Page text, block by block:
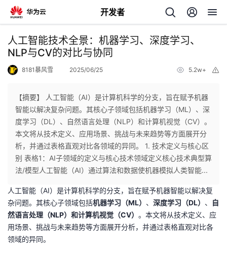
开发者
返
回
个
人
主
页
我
的
开
发
者
人工智能技术全景：机器学习、深度学习、
NLP与CV的对比与协同
8181暴风雪 2025/06/25 5.2w+
【摘要】 人工智能（AI）是计算机科学的分支，旨在赋予机器
智能以解决复杂问题。其核心子领域包括机器学习（ML）、深
度学习（DL）、自然语言处理（NLP）和计算机视觉（CV）。
本文将从技术定义、应用场景、挑战与未来趋势等方面展开分
析，并通过表格直观对比各领域的异同。 1. 技术定义与核心区
别 表格1：AI子领域的定义与核心技术领域定义核心技术典型算
法/模型人工智能（AI）通过算法和数据使机器模拟人类智能...
人工智能（AI）是计算机科学的分支，旨在赋予机器智能以解决复
杂问题。其核心子领域包括机器学习（ML） 、 深度学习（DL） 、
自
然语言处理（NLP） 和计算机视觉（CV） 。本文将从技术定义、应
用场景、挑战与未来趋势等方面展开分析，并通过表格直观对比各
领域的异同。